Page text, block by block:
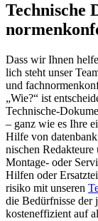
Technische
Dass wir Ihnen
lich steht unser
und
„Wie?“ ist
Technische-
– ganz wie es Ihre
Hilfe von
nischen
Montage- oder
Hilfen oder
risiko mit unseren
die Be­dürf­nisse der
kosten­effizient auf